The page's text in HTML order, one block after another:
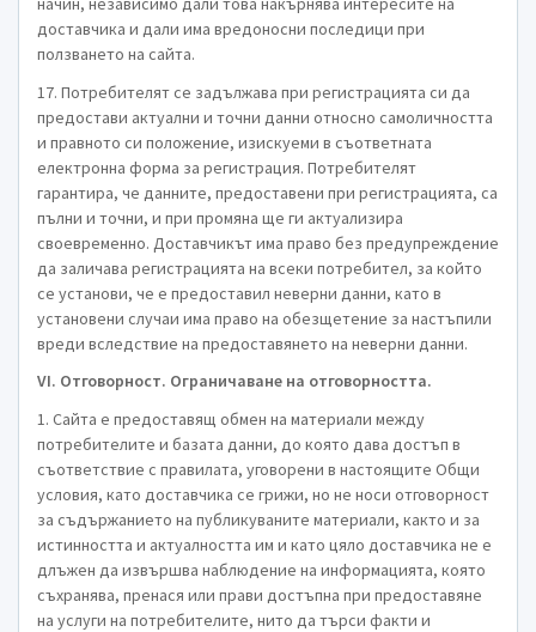
доставчика и дали има вредоносни последици при
ползването на сайта.
17. Потребителят се задължава при регистрацията си да
предостави актуални и точни данни относно самоличността
и правното си положение, изискуеми в съответната
електронна форма за регистрация. Потребителят
гарантира, че данните, предоставени при регистрацията, са
пълни и точни, и при промяна ще ги актуализира
своевременно. Доставчикът има право без предупреждение
да заличава регистрацията на всеки потребител, за който
се установи, че е предоставил неверни данни, като в
установени случаи има право на обезщетение за настъпили
вреди вследствие на предоставянето на неверни данни.
VI. Отговорност. Ограничаване на отговорността.
1. Сайта е предоставящ обмен на материали между
потребителите и базата данни, до която дава достъп в
съответствие с правилата, уговорени в настоящите Общи
условия, като доставчика се грижи, но не носи отговорност
за съдържанието на публикуваните материали, както и за
истинността и актуалността им и като цяло доставчика не е
длъжен да извършва наблюдение на информацията, която
съхранява, пренася или прави достъпна при предоставяне
на услуги на потребителите, нито да търси факти и